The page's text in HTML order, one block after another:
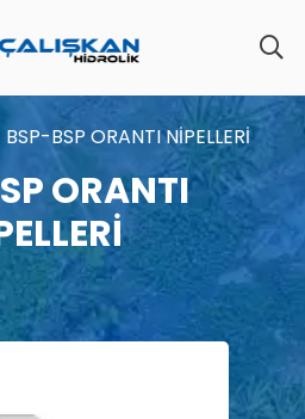
BSP-BSP ORANTI NİPELLERİ
ORANTI